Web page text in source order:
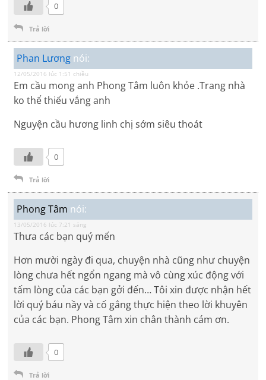
0
Trả lời
Phan Lương nói:
12/05/2016 lúc 1:51 chiều
Em cầu mong anh Phong Tâm luôn khỏe .Trang nhà
ko thể thiếu vắng anh
Nguyện cầu hương linh chị sớm siêu thoát
0
Trả lời
Phong Tâm nói:
13/05/2016 lúc 7:21 sáng
Thưa các bạn quý mến
Hơn mười ngày đi qua, chuyện nhà cũng như chuyện
lòng chưa hết ngổn ngang mà vô cùng xúc động với
tấm lòng của các bạn gởi đến… Tôi xin được nhận hết
lời quý báu nầy và cố gắng thực hiện theo lời khuyên
của các bạn. Phong Tâm xin chân thành cám ơn.
0
Trả lời